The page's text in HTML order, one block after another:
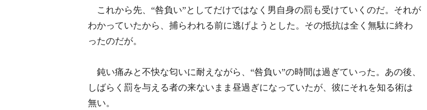
これから先、“咎負い”としてだけではなく男自身の罰も受けていくのだ。それが
わかっていたから、捕らわれる前に逃げようとした。その抵抗は全く無駄に終わ
ったのだが。
鈍い痛みと不快な匂いに耐えながら、“咎負い”の時間は過ぎていった。あの後、
しばらく罰を与える者の来ないまま昼過ぎになっていたが、彼にそれを知る術は
無い。